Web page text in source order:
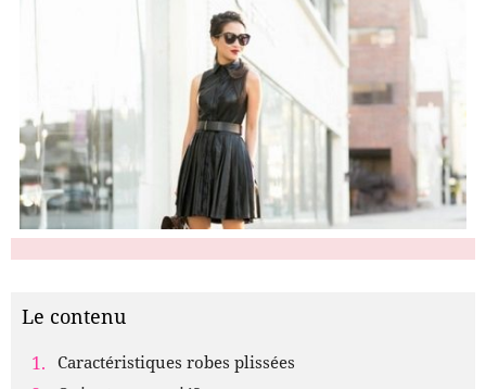
Le contenu
Caractéristiques robes plissées